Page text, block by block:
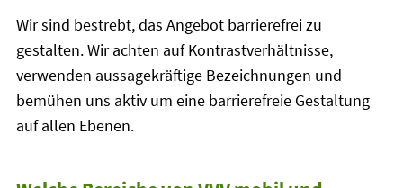
Wir sind bestrebt, das Angebot barrierefrei zu
gestalten. Wir achten auf Kontrastverhältnisse,
verwenden aussagekräftige Bezeichnungen und
bemühen uns aktiv um eine barrierefreie Gestaltung
auf allen Ebenen.